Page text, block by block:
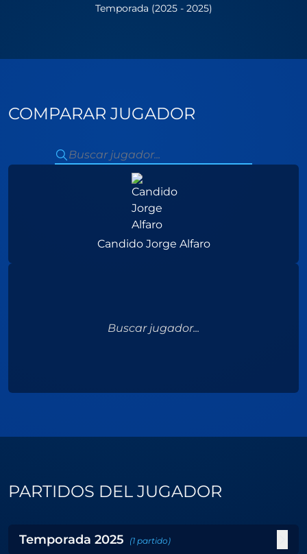
Temporada (2025 - 2025)
COMPARAR JUGADOR
Candido Jorge Alfaro
Buscar jugador...
PARTIDOS DEL JUGADOR
Temporada 2025 (1 partido)